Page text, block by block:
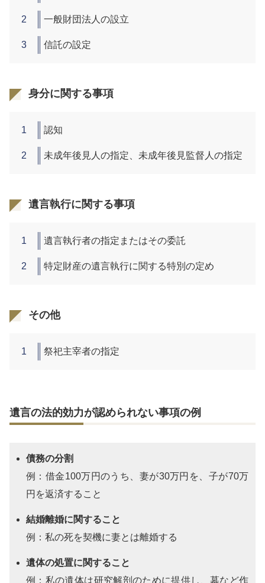
一般財団法人の設立
信託の設定
身分に関する事項
認知
未成年後見人の指定、未成年後見監督人の指定
遺言執行に関する事項
遺言執行者の指定またはその委託
特定財産の遺言執行に関する特別の定め
その他
祭祀主宰者の指定
遺言の法的効力が認められない事項の例
債務の分割
例：借金100万円のうち、妻が30万円を、子が70万
円を返済すること
結婚離婚に関すること
例：私の死を契機に妻とは離婚する
遺体の処置に関すること
例：私の遺体は研究解剖のために提供し、墓など作